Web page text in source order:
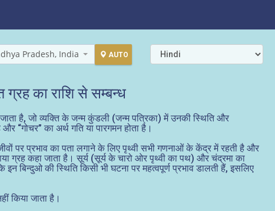
Pradesh, India AUTO
का राशि से सम्बन्ध
है, जो व्यक्ति के जन्म कुंडली (जन्म पत्रिका) में उनकी स्थिति और
“गोचर” का अर्थ गति या पारगमन होता है।
पर प्रभाव का पता लगाने के लिए पृथ्वी सभी गणनाओं के केंद्र में रहती है और
ग्रह कहा जाता है। सूर्य (सूर्य के चारो ओर पृथ्वी का पथ) और चंद्रमा का
बिन्दुओ की स्थिति किसी भी घटना पर महत्वपूर्ण प्रभाव डालती हैं, इसलिए
किया जाता है।